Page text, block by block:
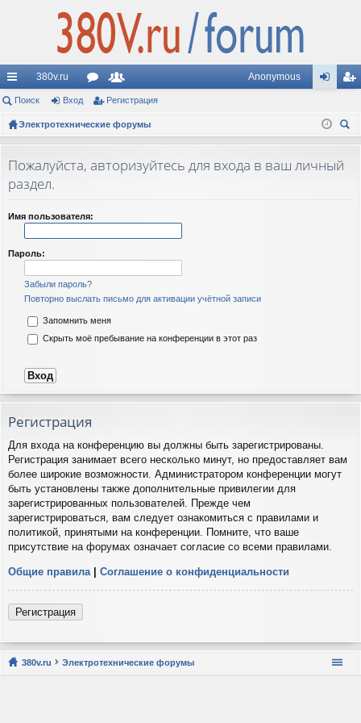
с
ы
и
380v.ru
ор
ум
ол
ьз
ат
и
Anonymous
д ис
Поиск Вход Регистрация
Электротехнические форумы
ск
Пожалуйста, авторизуйтесь для входа в ваш личный
раздел.
Имя пользователя:
Пароль:
Забыли пароль?
Повторно выслать письмо для активации учётной записи
Запомнить меня
Скрыть моё пребывание на конференции в этот раз
Регистрация
Для входа на конференцию вы должны быть зарегистрированы.
Регистрация занимает всего несколько минут, но предоставляет вам
более широкие возможности. Администратором конференции могут
быть установлены также дополнительные привилегии для
зарегистрированных пользователей. Прежде чем
зарегистрироваться, вам следует ознакомиться с правилами и
политикой, принятыми на конференции. Помните, что ваше
присутствие на форумах означает согласие со всеми правилами.
Общие правила | Соглашение о конфиденциальности
Регистрация
380v.ru Электротехнические форумы